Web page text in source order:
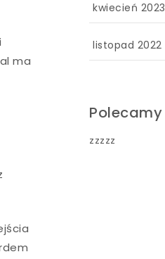
ma
kwiecień 2023
listopad 2022
Polecamy
zzzzz